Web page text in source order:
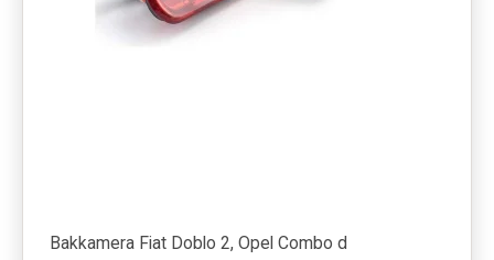
Bakkamera Fiat Doblo 2, Opel Combo d